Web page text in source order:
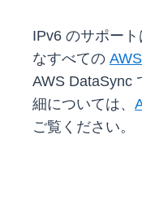
IPv6 のサポー
なすべての
AWS DataSync
細については、
ご覧ください。